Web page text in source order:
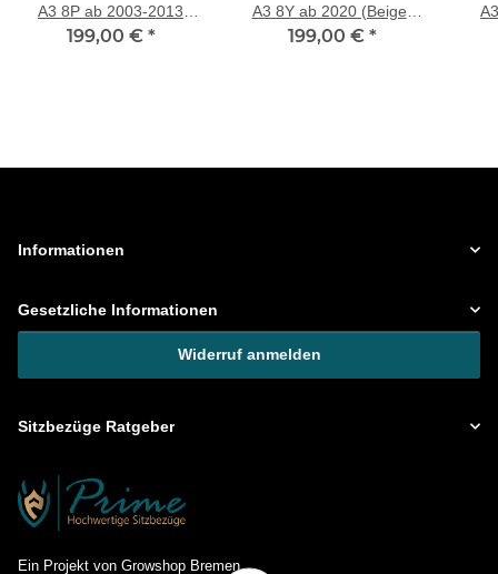
A3 8P ab 2003-2013
(Beige-Braun) APOL510 |
199,00 € *
A3 8Y ab 2020 (Beige-
Braun) APOL510 | Mit
199,00 € *
Informationen
Gesetzliche Informationen
Widerruf anmelden
Sitzbezüge Ratgeber
Ein Projekt von Growshop Bremen